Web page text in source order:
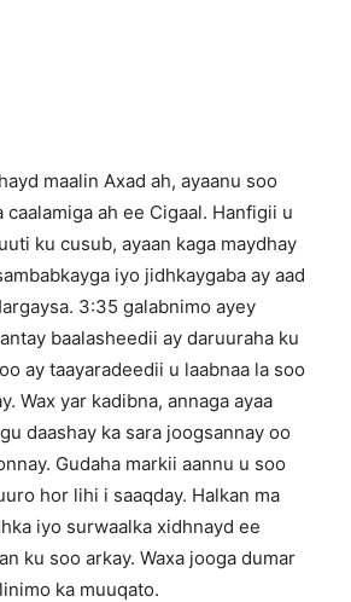
maalin Axad ah, ayaanu soo
caalamiga ah ee Cigaal. Hanfigii u
ku cusub, ayaan kaga maydhay
iyo jidhkaygaba ay aad
3:35 galabnimo ayey
baalasheedii ay daruuraha ku
ay taayaradeedii u laabnaa la soo
Wax yar kadibna, annaga ayaa
daashay ka sara joogsannay oo
Gudaha markii aannu u soo
hor lihi i saaqday. Halkan ma
iyo surwaalka xidhnayd ee
ku soo arkay. Waxa jooga dumar
ka muuqato.